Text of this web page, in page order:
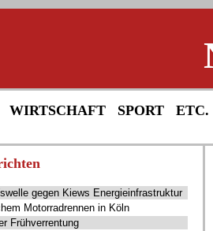
WIRTSCHAFT SPORT ETC.
gegen Kiews Energieinfrastruktur
Motorradrennen in Köln
Frühverrentung